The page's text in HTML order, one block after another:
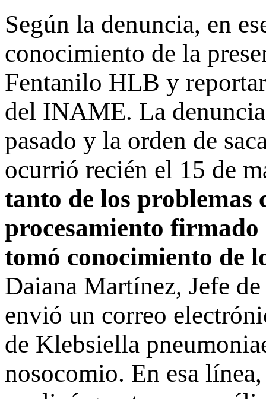
Según la denuncia, en
conocimiento de la
Fentanilo HLB y
del INAME. La
pasado y la orden de
ocurrió recién el 15 de
tanto de los problemas
procesamiento
tomó conocimiento de
Daiana Martínez, Jefe
envió un correo
de Klebsiella
nosocomio. En esa